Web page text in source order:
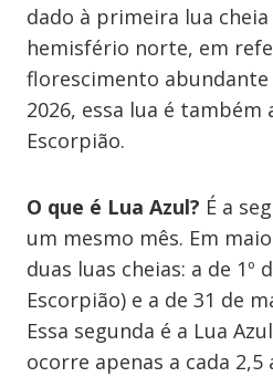
dado à primeira lua
hemisfério norte, em
florescimento abundante
2026, essa lua é também
Escorpião.
O que é Lua Azul? É a
um mesmo mês. Em
duas luas cheias: a de 1º
Escorpião) e a de 31 de
Essa segunda é a Lua
ocorre apenas a cada 2,5